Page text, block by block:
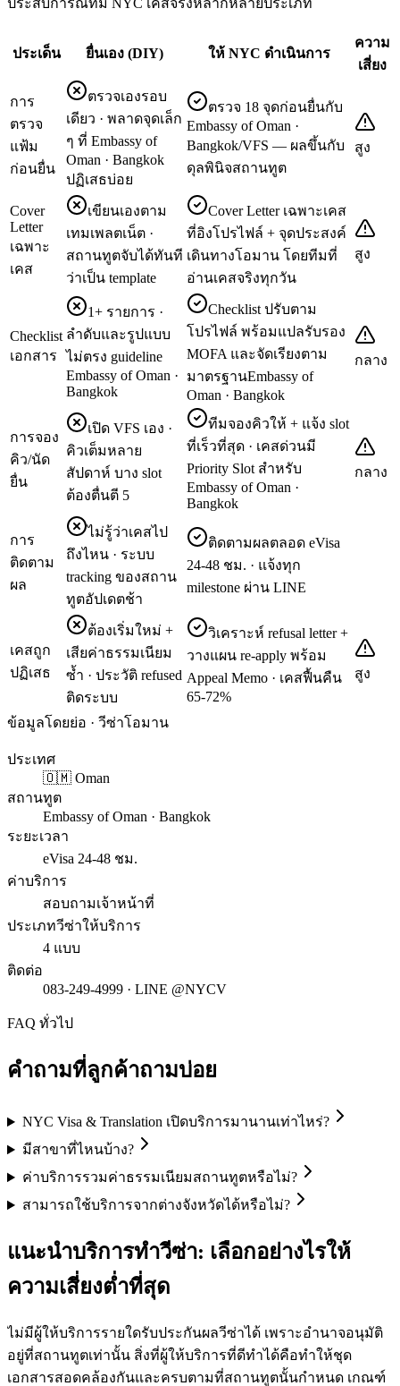
ประสบการณ์ทีม NYC เคสจริงหลากหลายประเภท
ประเด็น ยื่นเอง (DIY) ให้ NYC ดำเนินการ
ความ
เสี่ยง
การ
ตรวจ
แฟ้ม
ก่อนยื่น
ตรวจเองรอบ
เดียว · พลาดจุดเล็ก
ๆ ที่ Embassy of
Oman · Bangkok
ปฏิเสธบ่อย
ตรวจ 18 จุดก่อนยื่นกับ
Embassy of Oman ·
Bangkok/VFS — ผลขึ้นกับ
ดุลพินิจสถานทูต
สูง
Cover
Letter
เฉพาะ
เคส
เขียนเองตาม
เทมเพลตเน็ต ·
สถานทูตจับได้ทันที
ว่าเป็น template
Cover Letter เฉพาะเคส
ที่อิงโปรไฟล์ + จุดประสงค์
เดินทางโอมาน โดยทีมที่
อ่านเคสจริงทุกวัน
สูง
Checklist
เอกสาร
1+ รายการ ·
ลำดับและรูปแบบ
ไม่ตรง guideline
Embassy of Oman ·
Bangkok
Checklist ปรับตาม
โปรไฟล์ พร้อมแปลรับรอง
MOFA และจัดเรียงตาม
มาตรฐานEmbassy of
Oman · Bangkok
กลาง
การจอง
คิว/นัด
ยื่น
เปิด VFS เอง ·
คิวเต็มหลาย
สัปดาห์ บาง slot
ต้องตื่นตี 5
ทีมจองคิวให้ + แจ้ง slot
ที่เร็วที่สุด · เคสด่วนมี
Priority Slot สำหรับ
Embassy of Oman ·
Bangkok
กลาง
การ
ติดตาม
ผล
ไม่รู้ว่าเคสไป
ถึงไหน · ระบบ
tracking ของสถาน
ทูตอัปเดตช้า
ติดตามผลตลอด eVisa
24-48 ชม. · แจ้งทุก
milestone ผ่าน LINE
เคสถูก
ปฏิเสธ
ต้องเริ่มใหม่ +
เสียค่าธรรมเนียม
ซ้ำ · ประวัติ refused
ติดระบบ
วิเคราะห์ refusal letter +
วางแผน re-apply พร้อม
Appeal Memo · เคสฟื้นคืน
65-72%
สูง
ข้อมูลโดยย่อ · วีซ่าโอมาน
ประเทศ
🇴🇲 Oman
สถานทูต
Embassy of Oman · Bangkok
ระยะเวลา
eVisa 24-48 ชม.
ค่าบริการ
สอบถามเจ้าหน้าที่
ประเภทวีซ่าให้บริการ
4 แบบ
ติดต่อ
083-249-4999 · LINE @NYCV
FAQ ทั่วไป
คำถามที่ลูกค้าถามบ่อย
NYC Visa & Translation เปิดบริการมานานเท่าไหร่?
มีสาขาที่ไหนบ้าง?
ค่าบริการรวมค่าธรรมเนียมสถานทูตหรือไม่?
สามารถใช้บริการจากต่างจังหวัดได้หรือไม่?
แนะนำบริการทำวีซ่า: เลือกอย่างไรให้
ความเสี่ยงต่ำที่สุด
ไม่มีผู้ให้บริการรายใดรับประกันผลวีซ่าได้ เพราะอำนาจอนุมัติ
อยู่ที่สถานทูตเท่านั้น สิ่งที่ผู้ให้บริการที่ดีทำได้คือทำให้ชุด
เอกสารสอดคล้องกันและครบตามที่สถานทูตนั้นกำหนด เกณฑ์